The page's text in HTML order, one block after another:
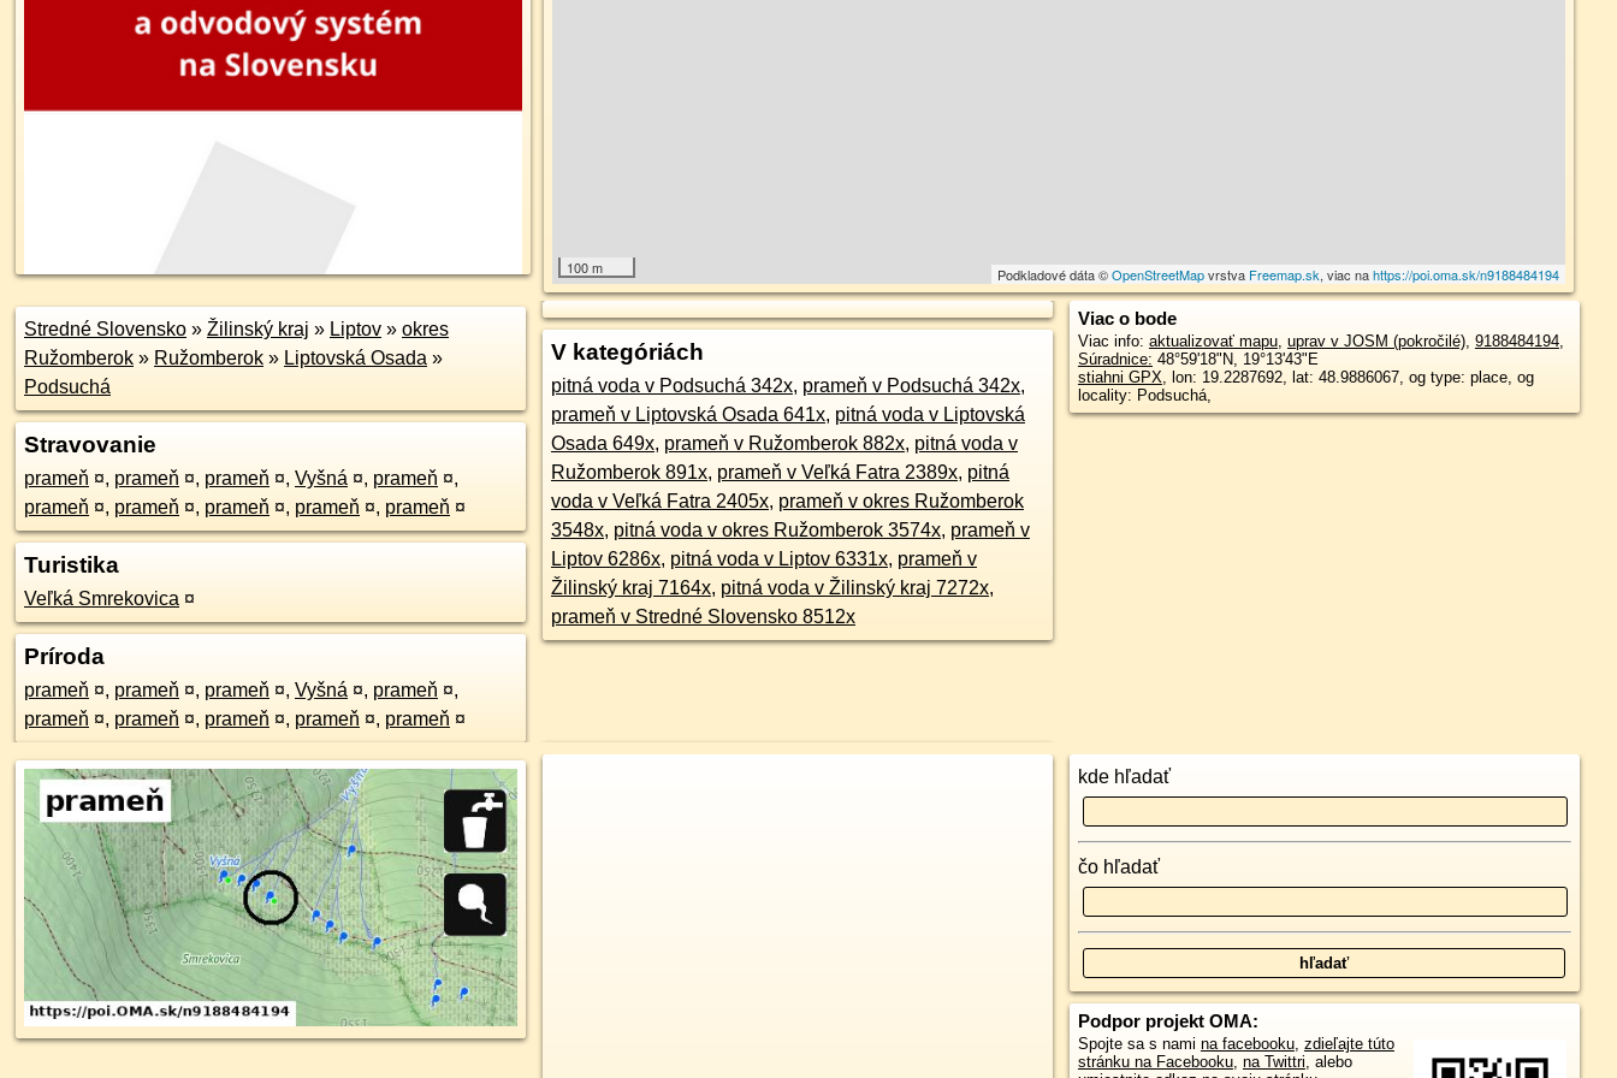
100 m Podkladové dáta ©OpenStreetMapvrstva Freemap.sk, viac nahttps://poi.oma.sk/n9188484194
Stredné Slovensko » Žilinský kraj » Liptov » okres
Ružomberok » Ružomberok » Liptovská Osada »
Podsuchá
Stravovanie
prameň ¤, prameň ¤, prameň ¤, Vyšná ¤, prameň ¤,
prameň ¤, prameň ¤, prameň ¤, prameň ¤, prameň ¤
Turistika
Veľká Smrekovica ¤
Príroda
prameň ¤, prameň ¤, prameň ¤, Vyšná ¤, prameň ¤,
prameň ¤, prameň ¤, prameň ¤, prameň ¤, prameň ¤
V kategóriách
pitná voda v Podsuchá 342x, prameň v Podsuchá 342x,
prameň v Liptovská Osada 641x, pitná voda v Liptovská
Osada 649x, prameň v Ružomberok 882x, pitná voda v
Ružomberok 891x, prameň v Veľká Fatra 2389x, pitná
voda v Veľká Fatra 2405x, prameň v okres Ružomberok
3548x, pitná voda v okres Ružomberok 3574x, prameň v
Liptov 6286x, pitná voda v Liptov 6331x, prameň v
Žilinský kraj 7164x, pitná voda v Žilinský kraj 7272x,
prameň v Stredné Slovensko 8512x
Viac o bode
Viac info: aktualizovať mapu, uprav v JOSM (pokročilé), 9188484194,
Súradnice: 48°59'18"N, 19°13'43"E
stiahni GPX, lon: 19.2287692, lat: 48.9886067, og type: place, og
locality: Podsuchá,
kde hľadať
čo hľadať
Podpor projekt OMA:
Spojte sa s nami na facebooku, zdieľajte túto
stránku na Facebooku, na Twittri, alebo